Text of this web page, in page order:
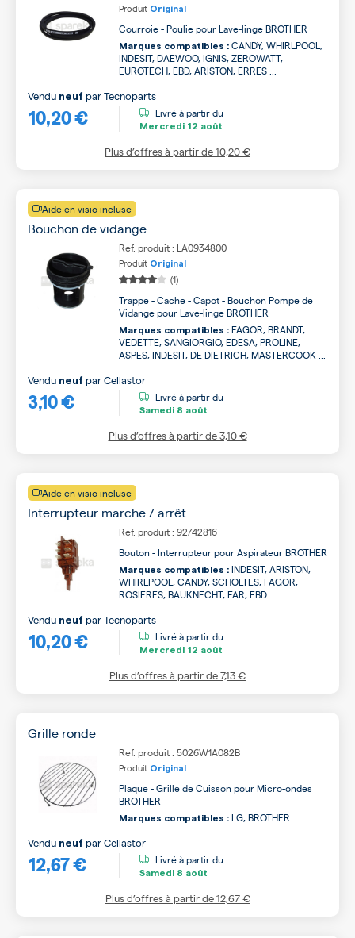
Produit Original
Courroie - Poulie pour Lave-linge BROTHER
Marques compatibles : CANDY, WHIRLPOOL,
INDESIT, DAEWOO, IGNIS, ZEROWATT,
EUROTECH, EBD, ARISTON, ERRES ...
10,20 €
Vendu neuf parTecnoparts
Livré à partir du
Mercredi 12 août
Plus d’offres à partir de10,20 €
Aide en visio incluse
Bouchon de vidange
Ref. produit : LA0934800
Produit Original
(1)
Trappe - Cache - Capot - Bouchon Pompe de
Vidange pour Lave-linge BROTHER
Marques compatibles : FAGOR, BRANDT,
VEDETTE, SANGIORGIO, EDESA, PROLINE,
ASPES, INDESIT, DE DIETRICH, MASTERCOOK ...
3,10 €
Vendu neuf parCellastor
Livré à partir du
Samedi 8 août
Plus d’offres à partir de3,10 €
Aide en visio incluse
Interrupteur marche / arrêt
Ref. produit : 92742816
Bouton - Interrupteur pour Aspirateur BROTHER
Marques compatibles : INDESIT, ARISTON,
WHIRLPOOL, CANDY, SCHOLTES, FAGOR,
ROSIERES, BAUKNECHT, FAR, EBD ...
10,20 €
Vendu neuf parTecnoparts
Livré à partir du
Mercredi 12 août
Plus d’offres à partir de7,13 €
Grille ronde
Ref. produit : 5026W1A082B
Produit Original
Plaque - Grille de Cuisson pour Micro-ondes
BROTHER
Marques compatibles : LG, BROTHER
12,67 €
Vendu neuf parCellastor
Livré à partir du
Samedi 8 août
Plus d’offres à partir de12,67 €